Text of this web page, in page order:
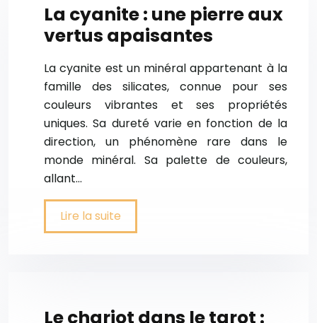
La cyanite : une pierre aux
vertus apaisantes
La cyanite est un minéral appartenant à la
famille des silicates, connue pour ses
couleurs vibrantes et ses propriétés
uniques. Sa dureté varie en fonction de la
direction, un phénomène rare dans le
monde minéral. Sa palette de couleurs,
allant…
Lire la suite
Le chariot dans le tarot :